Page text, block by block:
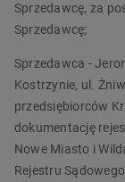
Sprzedawcę, za
Sprzedawcę;
Sprzedawca -
Kostrzynie, ul.
przedsiębiorców
dokumentację
Nowe Miasto i
Rejestru